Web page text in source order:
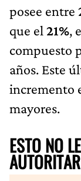
posee entre
que el 21%,
compuesto
años. Este
incremento
mayores.
ESTO NO